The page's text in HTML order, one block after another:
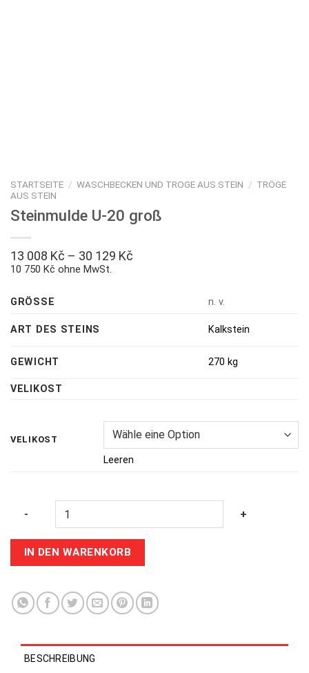
STARTSEITE / WASCHBECKEN UND TROGE AUS STEIN / TRÖGE
AUS STEIN
Steinmulde U-20 groß
13 008 Kč – 30 129 Kč
10 750 Kč ohne MwSt.
GRÖSSE n. v.
ART DES STEINS Kalkstein
GEWICHT 270 kg
VELIKOST
VELIKOST
Leeren
- +
IN DEN WARENKORB
BESCHREIBUNG